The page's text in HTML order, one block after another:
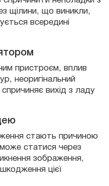
щілини, що виникли,
всередині
пристроєм, вплив
неоригінальний
вихід з ладу
стають причиною
статися через
зображення,
цієї